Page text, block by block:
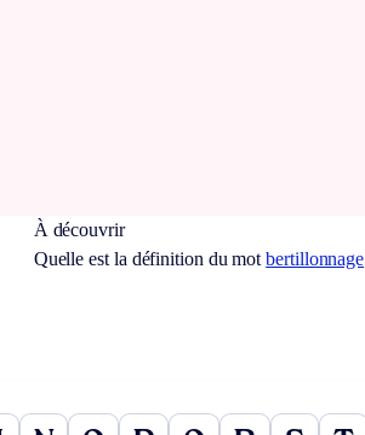
À découvrir
Quelle est la définition du motbertillonnage